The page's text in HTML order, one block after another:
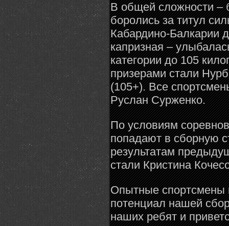
В общей сложности –
боролись за титул
Кабардино-Балкарии
капризная –
категории до 105
призерами стали
(105+). Все
Руслан Сурженко.
По условиям
попадают в сборную
результатам
стали Кристина
Опытные спортсмены
потенциал нашей
наших ребят и